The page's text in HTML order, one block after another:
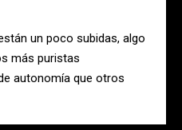
un poco subidas, algo
más puristas
autonomía que otros